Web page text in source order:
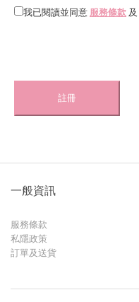
我已閱讀並同意 服務條款 及
一般資訊
服務條款
私隱政策
訂單及送貨